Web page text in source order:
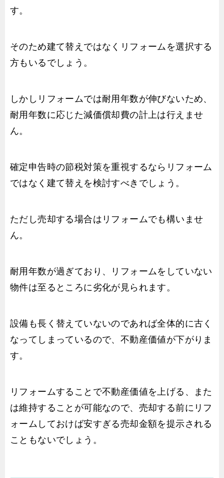
す。
そのため建て替えではなくリフォームを選択する
方もいるでしょう。
しかしリフォームでは耐用年数が伸びないため、
耐用年数に応じた減価償却費の計上は行えませ
ん。
確定申告時の節税対策を重視するならリフォーム
ではなく建て替えを検討すべきでしょう。
ただし売却する場合はリフォームでも構いませ
ん。
耐用年数が過ぎており、リフォームをしていない
物件は至るところに劣化が見られます。
設備も長く替えていないのであれば全体的に古く
なってしまっているので、不動産価値が下がりま
す。
リフォームすることで不動産価値を上げる、また
は維持することが可能なので、売却する前にリフ
ォームしておけば安すぎる売却金額を提示される
こともないでしょう。